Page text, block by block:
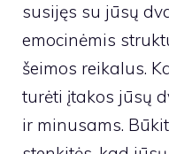
susijęs su jūsų
emocinėmis
šeimos reikalus.
turėti įtakos jūsų
ir minusams.